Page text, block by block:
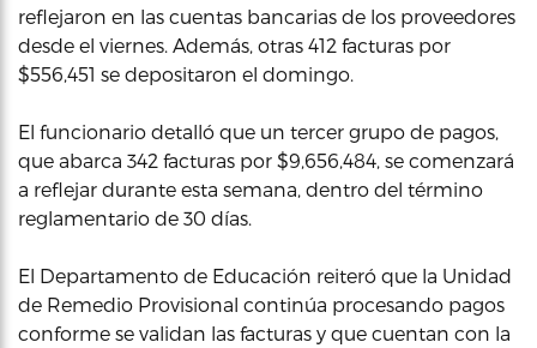
reflejaron en las cuentas bancarias de los proveedores
desde el viernes. Además, otras 412 facturas por
$556,451 se depositaron el domingo.
El funcionario detalló que un tercer grupo de pagos,
que abarca 342 facturas por $9,656,484, se comenzará
a reflejar durante esta semana, dentro del término
reglamentario de 30 días.
El Departamento de Educación reiteró que la Unidad
de Remedio Provisional continúa procesando pagos
conforme se validan las facturas y que cuentan con la